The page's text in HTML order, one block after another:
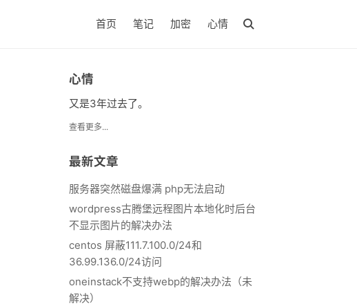
首页 笔记 加密 心情
心情
又是3年过去了。
查看更多...
最新文章
服务器突然磁盘爆满 php无法启动
wordpress古腾堡远程图片本地化时后台
不显示图片的解决办法
centos 屏蔽111.7.100.0/24和
36.99.136.0/24访问
oneinstack不支持webp的解决办法（未
解决）